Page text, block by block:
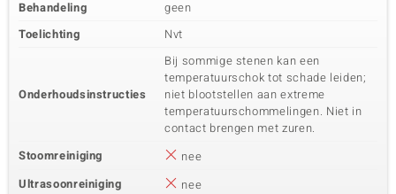
Behandeling
geen
Toelichting
Nvt
Onderhoudsinstructies
Bij sommige stenen kan een
temperatuurschok tot schade leiden;
niet blootstellen aan extreme
temperatuurschommelingen. Niet in
contact brengen met zuren.
Stoomreiniging
nee
Ultrasoonreiniging
nee